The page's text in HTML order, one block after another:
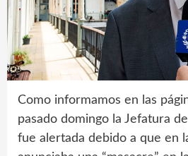
Como informamos en las
pasado domingo la Jefatura
fue alertada debido a que en